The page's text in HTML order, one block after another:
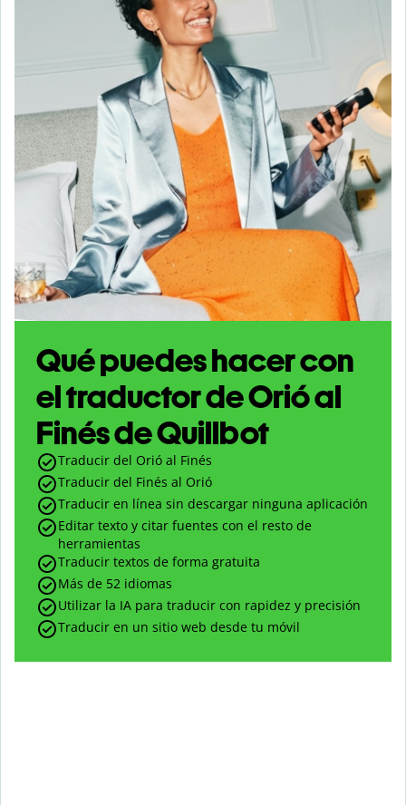
Qué puedes hacer con
el traductor de Orió al
Finés de Quillbot
Traducir del Orió al Finés
Traducir del Finés al Orió
Traducir en línea sin descargar ninguna aplicación
Editar texto y citar fuentes con el resto de
herramientas
Traducir textos de forma gratuita
Más de 52 idiomas
Utilizar la IA para traducir con rapidez y precisión
Traducir en un sitio web desde tu móvil